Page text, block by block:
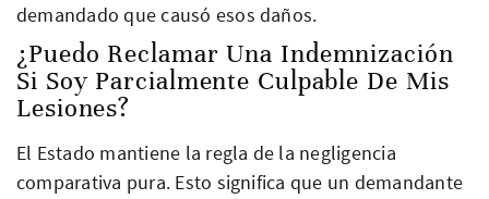
demandado que causó esos daños.
¿Puedo Reclamar Una Indemnización
Si Soy Parcialmente Culpable De Mis
Lesiones?
El Estado mantiene la regla de la negligencia
comparativa pura. Esto significa que un demandante